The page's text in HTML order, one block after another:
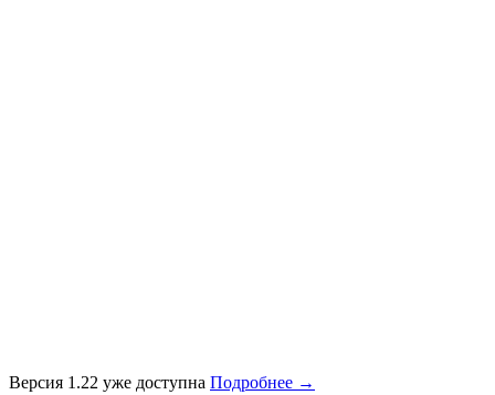
Версия 1.22 уже доступна Подробнее →